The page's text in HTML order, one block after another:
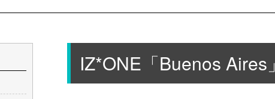
IZ*ONE「Buenos Aires」